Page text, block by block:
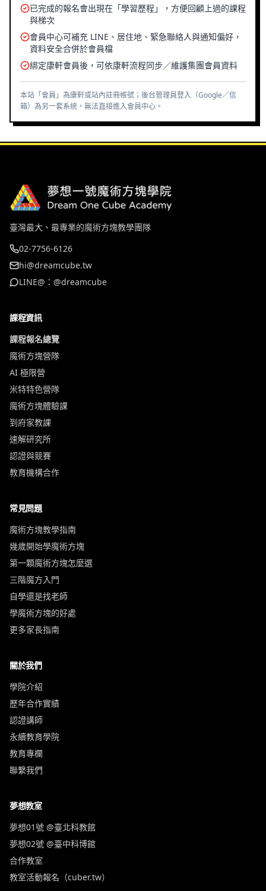
已完成的報名會出現在「學習歷程」，方便回顧上過的課程
與梯次
會員中心可補充 LINE、居住地、緊急聯絡人與通知偏好，
資料安全合併於會員檔
綁定康軒會員後，可依康軒流程同步／維護集團會員資料
本站「會員」為康軒或站內註冊帳號；後台管理員登入（Google／信
箱）為另一套系統，無法直接進入會員中心。
臺灣最大、最專業的魔術方塊教學團隊
02-7756-6126
hi@dreamcube.tw
LINE@：@dreamcube
課程資訊
課程報名總覽
魔術方塊營隊
AI 極限營
米特特色營隊
魔術方塊體驗課
到府家教課
速解研究所
認證與競賽
教育機構合作
常見問題
魔術方塊教學指南
幾歲開始學魔術方塊
第一顆魔術方塊怎麼選
三階魔方入門
自學還是找老師
學魔術方塊的好處
更多家長指南
關於我們
學院介紹
歷年合作實績
認證講師
永續教育學院
教育專欄
聯繫我們
夢想教室
夢想01號 @臺北科教館
夢想02號 @臺中科博館
合作教室
教室活動報名（cuber.tw）